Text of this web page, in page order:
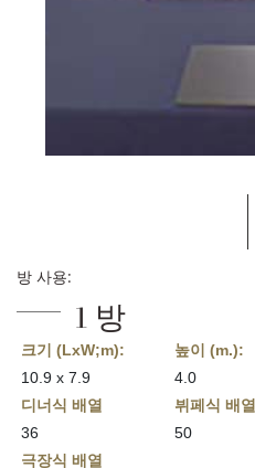
방 사용:
1 방
크기 (LxW;m):
10.9 x 7.9
높이 (m.):
4.0
디너식 배열
36
뷔페식 배열
50
극장식 배열